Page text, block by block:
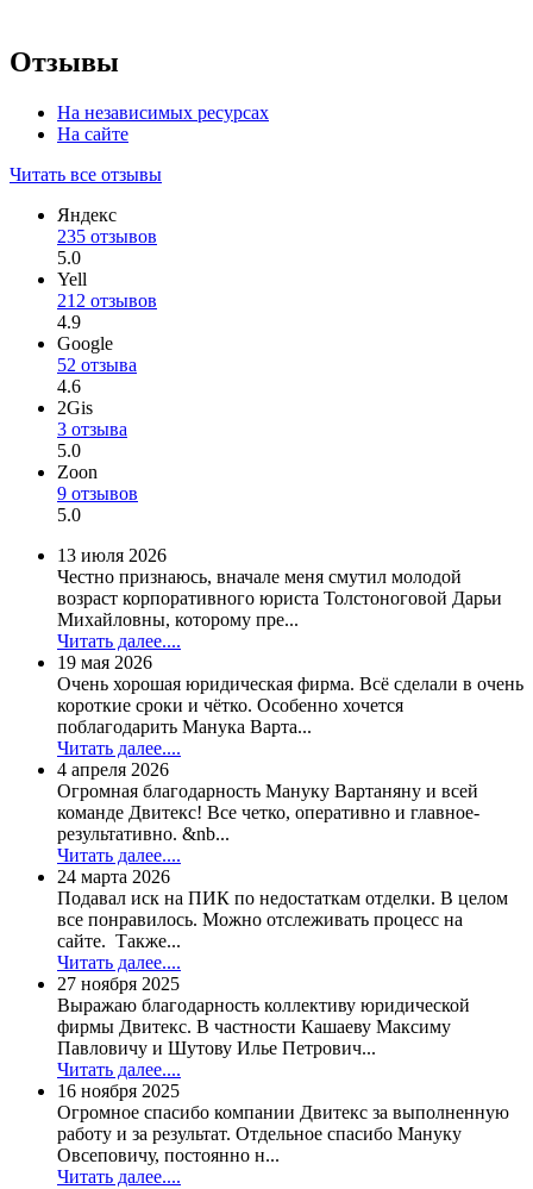
Отзывы
На независимых ресурсах
На сайте
Читать все отзывы
Яндекс
235 отзывов
5.0
Yell
212 отзывов
4.9
Google
52 отзыва
4.6
2Gis
3 отзыва
5.0
Zoon
9 отзывов
5.0
13 июля 2026
Честно признаюсь, вначале меня смутил молодой
возраст корпоративного юриста Толстоноговой Дарьи
Михайловны, которому пре...
Читать далее....
19 мая 2026
Очень хорошая юридическая фирма. Всё сделали в очень
короткие сроки и чётко. Особенно хочется
поблагодарить Манука Варта...
Читать далее....
4 апреля 2026
Огромная благодарность Мануку Вартаняну и всей
команде Двитекс! Все четко, оперативно и главное-
результативно. &nb...
Читать далее....
24 марта 2026
Подавал иск на ПИК по недостаткам отделки. В целом
все понравилось. Можно отслеживать процесс на
сайте. Также...
Читать далее....
27 ноября 2025
Выражаю благодарность коллективу юридической
фирмы Двитекс. В частности Кашаеву Максиму
Павловичу и Шутову Илье Петрович...
Читать далее....
16 ноября 2025
Огромное спасибо компании Двитекс за выполненную
работу и за результат. Отдельное спасибо Мануку
Овсеповичу, постоянно н...
Читать далее....